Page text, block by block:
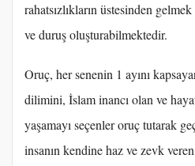
rahatsızlıkların üstesinden
ve duruş oluşturabilmektedir.
Oruç, her senenin 1 ayını
dilimini, İslam inancı olan ve
yaşamayı seçenler oruç tutarak
insanın kendine haz ve zevk